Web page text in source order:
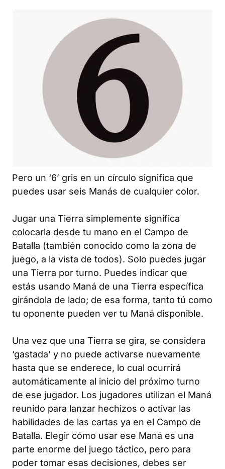
Pero un ‘6’ gris en un círculo significa que
puedes usar seis Manás de cualquier color.
Jugar una Tierra simplemente significa
colocarla desde tu mano en el Campo de
Batalla (también conocido como la zona de
juego, a la vista de todos). Solo puedes jugar
una Tierra por turno. Puedes indicar que
estás usando Maná de una Tierra específica
girándola de lado; de esa forma, tanto tú como
tu oponente pueden ver tu Maná disponible.
Una vez que una Tierra se gira, se considera
‘gastada’ y no puede activarse nuevamente
hasta que se enderece, lo cual ocurrirá
automáticamente al inicio del próximo turno
de ese jugador. Los jugadores utilizan el Maná
reunido para lanzar hechizos o activar las
habilidades de las cartas ya en el Campo de
Batalla. Elegir cómo usar ese Maná es una
parte enorme del juego táctico, pero para
poder tomar esas decisiones, debes ser